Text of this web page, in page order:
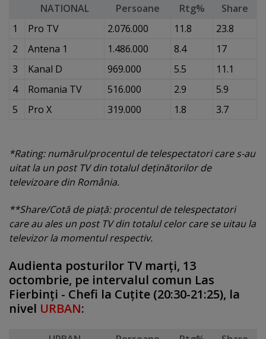
NATIONAL Persoane Rtg%
Share
1
Pro TV 2.076.000 11.8
23.8
2
Antena 1 1.486.000 8.4
17
3
Kanal D 969.000 5.5
11.1
4
Romania TV 516.000 2.9
5.9
5
Pro X 319.000 1.8 3.7
*Rating: numărul/procentul de telespectatori care s-au
uitat la un post TV din totalul deţinătorilor de
televizoare din România.
**Share/Cotă de piaţă: procentul de telespectatori
care au ales un post TV din totalul celor care se uitau la
televizor la momentul respectiv.
Audienta posturilor TV marţi, 13
octombrie, pe intervalul comun Las
Fierbinţi - Chefi la Cuţite (20:30-21:25), la
nivel URBAN: